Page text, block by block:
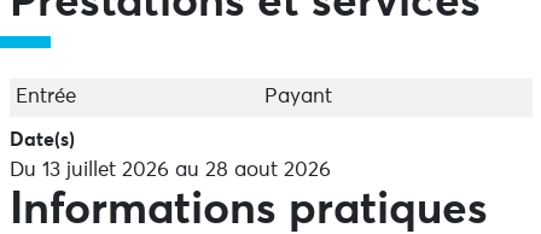
Entrée Payant
Date(s)
Du 13 juillet 2026 au 28 aout 2026
Informations pratiques